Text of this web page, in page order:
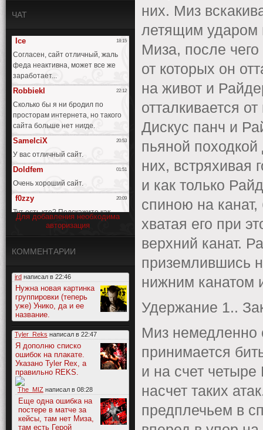
ЧАТ
Для добавления необходима
авторизация
КОММЕНТАРИИ
ird написал в 22:46
Нужна новая картинка
группировки (теперь
уже) Унико, да и ее
название.
Tyler_Reks написал в 22:47
Я дополню списко
ошибок на плакате.
Указано Tyler Rex, а
правильно REKS.
The_MIZ написал в 08:28
Еще одна ошибка на
постере в матче за
кейсы, там нет Миза,
там есть Герой
них. Миз
летящим ударом
Миза, после
от которых он
на живот и
отталкивается
Дискус панч и
пьяной походкой
них, встряхивая
и как только
спиною на
хватая его при
верхний канат.
приземлившись
нижним канатом
Удержание 1..
Миз немедленно
принимается
и на счет
насчет таких
предплечьем в